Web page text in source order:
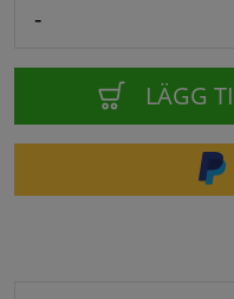
-
LÄGG